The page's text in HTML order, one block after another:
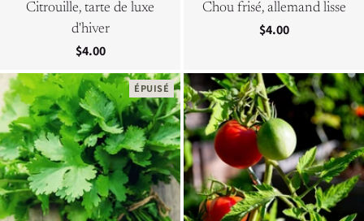
Citrouille, tarte de luxe
d'hiver
$4.00
Chou frisé, allemand lisse
$4.00
ÉPUISÉ